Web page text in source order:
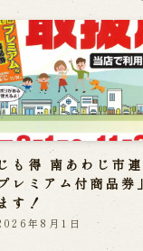
じも得 南あわじ市
レミアム付商品券
す！
年8月1日